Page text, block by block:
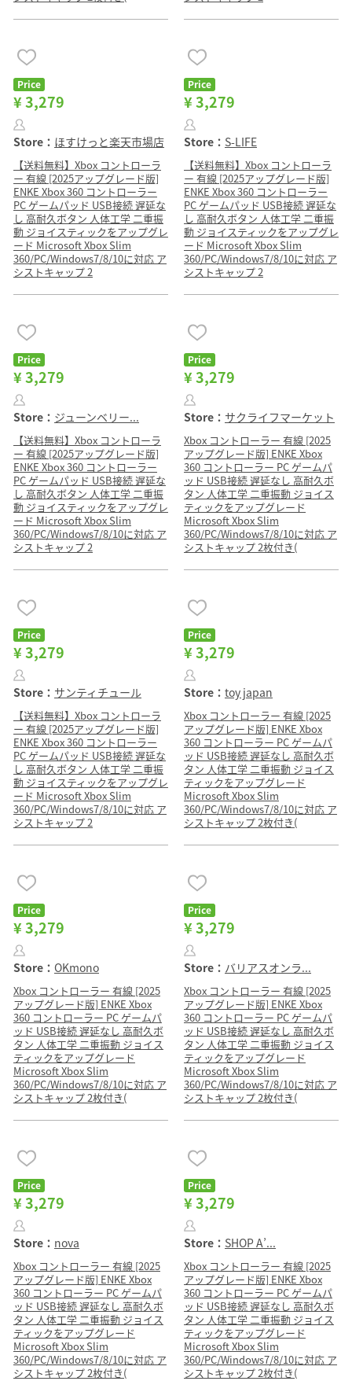
Price
¥ 3,279
Store： ほすけっと楽天市場店
【送料無料】Xbox コントローラ
ー 有線 [2025アップグレード版]
ENKE Xbox 360 コントローラー
PC ゲームパッド USB接続 遅延な
し 高耐久ボタン 人体工学 二重振
動 ジョイスティックをアップグレ
ード Microsoft Xbox Slim
360/PC/Windows7/8/10に対応 ア
シストキャップ 2
Price
¥ 3,279
Store： S-LIFE
【送料無料】Xbox コントローラ
ー 有線 [2025アップグレード版]
ENKE Xbox 360 コントローラー
PC ゲームパッド USB接続 遅延な
し 高耐久ボタン 人体工学 二重振
動 ジョイスティックをアップグレ
ード Microsoft Xbox Slim
360/PC/Windows7/8/10に対応 ア
シストキャップ 2
Price
¥ 3,279
Store： ジューンベリー...
【送料無料】Xbox コントローラ
ー 有線 [2025アップグレード版]
ENKE Xbox 360 コントローラー
PC ゲームパッド USB接続 遅延な
し 高耐久ボタン 人体工学 二重振
動 ジョイスティックをアップグレ
ード Microsoft Xbox Slim
360/PC/Windows7/8/10に対応 ア
シストキャップ 2
Price
¥ 3,279
Store： サクライフマーケット
Xbox コントローラー 有線 [2025
アップグレード版] ENKE Xbox
360 コントローラー PC ゲームパ
ッド USB接続 遅延なし 高耐久ボ
タン 人体工学 二重振動 ジョイス
ティックをアップグレード
Microsoft Xbox Slim
360/PC/Windows7/8/10に対応 ア
シストキャップ 2枚付き(
Price
¥ 3,279
Store： サンティチュール
【送料無料】Xbox コントローラ
ー 有線 [2025アップグレード版]
ENKE Xbox 360 コントローラー
PC ゲームパッド USB接続 遅延な
し 高耐久ボタン 人体工学 二重振
動 ジョイスティックをアップグレ
ード Microsoft Xbox Slim
360/PC/Windows7/8/10に対応 ア
シストキャップ 2
Price
¥ 3,279
Store： toy japan
Xbox コントローラー 有線 [2025
アップグレード版] ENKE Xbox
360 コントローラー PC ゲームパ
ッド USB接続 遅延なし 高耐久ボ
タン 人体工学 二重振動 ジョイス
ティックをアップグレード
Microsoft Xbox Slim
360/PC/Windows7/8/10に対応 ア
シストキャップ 2枚付き(
Price
¥ 3,279
Store： OKmono
Xbox コントローラー 有線 [2025
アップグレード版] ENKE Xbox
360 コントローラー PC ゲームパ
ッド USB接続 遅延なし 高耐久ボ
タン 人体工学 二重振動 ジョイス
ティックをアップグレード
Microsoft Xbox Slim
360/PC/Windows7/8/10に対応 ア
シストキャップ 2枚付き(
Price
¥ 3,279
Store： バリアスオンラ...
Xbox コントローラー 有線 [2025
アップグレード版] ENKE Xbox
360 コントローラー PC ゲームパ
ッド USB接続 遅延なし 高耐久ボ
タン 人体工学 二重振動 ジョイス
ティックをアップグレード
Microsoft Xbox Slim
360/PC/Windows7/8/10に対応 ア
シストキャップ 2枚付き(
Price
¥ 3,279
Store： nova
Xbox コントローラー 有線 [2025
アップグレード版] ENKE Xbox
360 コントローラー PC ゲームパ
ッド USB接続 遅延なし 高耐久ボ
タン 人体工学 二重振動 ジョイス
ティックをアップグレード
Microsoft Xbox Slim
360/PC/Windows7/8/10に対応 ア
シストキャップ 2枚付き(
Price
¥ 3,279
Store： SHOP A’...
Xbox コントローラー 有線 [2025
アップグレード版] ENKE Xbox
360 コントローラー PC ゲームパ
ッド USB接続 遅延なし 高耐久ボ
タン 人体工学 二重振動 ジョイス
ティックをアップグレード
Microsoft Xbox Slim
360/PC/Windows7/8/10に対応 ア
シストキャップ 2枚付き(